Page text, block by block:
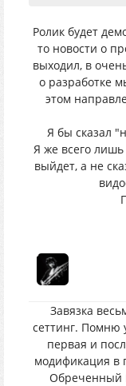
Ролик будет
то новости о
выходил, в
о разработке
этом
Я бы сказал
Я же всего лишь
выйдет, а не
Завязка
сеттинг. Помню
первая и
модификация в
Обреченный